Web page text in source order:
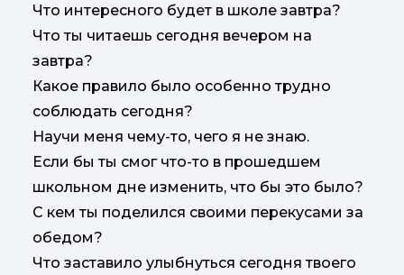
Что интересного будет в школе завтра?
Что ты читаешь сегодня вечером на
завтра?
Какое правило было особенно трудно
соблюдать сегодня?
Научи меня чему-то, чего я не знаю.
Если бы ты смог что-то в прошедшем
школьном дне изменить, что бы это было?
С кем ты поделился своими перекусами за
обедом?
Что заставило улыбнуться сегодня твоего